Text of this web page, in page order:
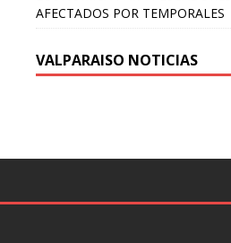
AFECTADOS POR TEMPORALES
VALPARAISO NOTICIAS